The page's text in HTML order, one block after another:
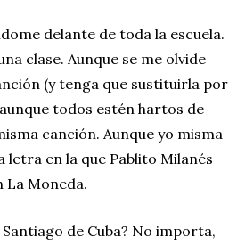
delante de toda la escuela.
clase. Aunque se me olvide
(y tenga que sustituirla por
todos estén hartos de
canción. Aunque yo misma
letra en la que Pablito Milanés
La Moneda.
de Cuba? No importa,